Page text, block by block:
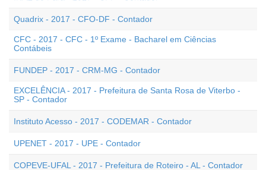
Quadrix - 2017 - CFO-DF - Contador
CFC - 2017 - CFC - 1º Exame - Bacharel em Ciências
Contábeis
FUNDEP - 2017 - CRM-MG - Contador
EXCELÊNCIA - 2017 - Prefeitura de Santa Rosa de Viterbo -
SP - Contador
Instituto Acesso - 2017 - CODEMAR - Contador
UPENET - 2017 - UPE - Contador
COPEVE-UFAL - 2017 - Prefeitura de Roteiro - AL - Contador